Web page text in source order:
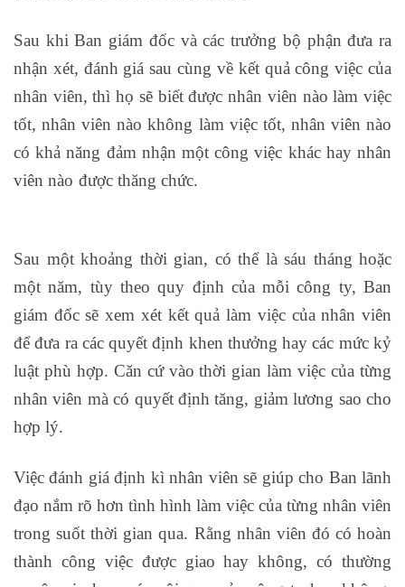
Sau khi Ban giám đốc và các trưởng bộ phận đưa ra
nhận xét, đánh giá sau cùng về kết quả công việc của
nhân viên, thì họ sẽ biết được nhân viên nào làm việc
tốt, nhân viên nào không làm việc tốt, nhân viên nào
có khả năng đảm nhận một công việc khác hay nhân
viên nào được thăng chức.
Sau một khoảng thời gian, có thể là sáu tháng hoặc
một năm, tùy theo quy định của mỗi công ty, Ban
giám đốc sẽ xem xét kết quả làm việc của nhân viên
để đưa ra các quyết định khen thưởng hay các mức kỷ
luật phù hợp. Căn cứ vào thời gian làm việc của từng
nhân viên mà có quyết định tăng, giảm lương sao cho
hợp lý.
Việc đánh giá định kì nhân viên sẽ giúp cho Ban lãnh
đạo nắm rõ hơn tình hình làm việc của từng nhân viên
trong suốt thời gian qua. Rằng nhân viên đó có hoàn
thành công việc được giao hay không, có thường